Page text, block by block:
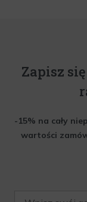
Zapisz
-15% na cały
wartości